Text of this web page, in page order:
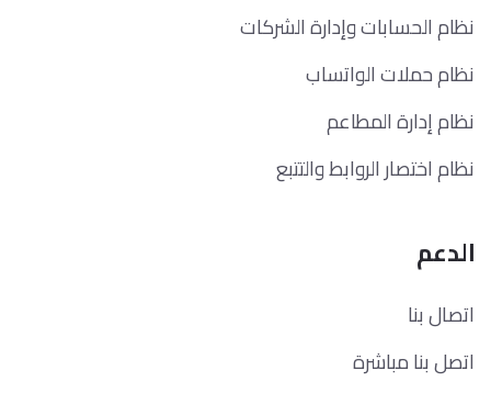
نظام الحسابات وإدارة الشركات
نظام حملات الواتساب
نظام إدارة المطاعم
نظام اختصار الروابط والتتبع
الدعم
اتصال بنا
اتصل بنا مباشرة